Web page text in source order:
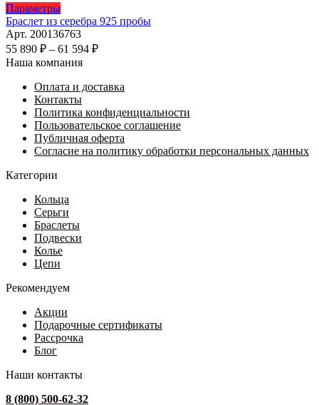
ПараметрыЭтот
товар
имеет
несколько
вариаций.
можно
выбрать
на
странице
товара.
Браслет из серебра 925 пробы
Арт. 200136763
55 890 ₽ – 61 594 ₽Диапазон
890 ₽
61
594 ₽
Наша компания
Оплата и доставка
Контакты
Политика конфиденциальности
Пользовательское соглашение
Публичная оферта
Согласие на политику обработки персональных данных
Категории
Кольца
Серьги
Браслеты
Подвески
Колье
Цепи
Рекомендуем
Акции
Подарочные сертификаты
Рассрочка
Блог
Наши контакты
8 (800) 500-62-32